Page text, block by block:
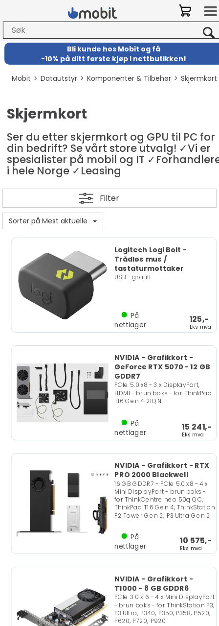
Bli kunde hos Mobit og få
-10% på ditt første kjøp i nettbutikken!
Mobit>Datautstyr>Komponenter & Tilbehør>Skjermkort
Skjermkort
Ser du etter skjermkort og GPU til PC for
din bedrift? Se vårt store utvalg! ✓Vi er
spesialister på mobil og IT
i hele Norge ✓Leasing
Filter
Sorter på Mest aktuelle
Logitech Logi Bolt -
Trådløs mus /
tastaturmottaker
USB - grafitt
125,-
Eks mva
På
nettlager
NVIDIA - Grafikkort -
GeForce RTX 5070 - 12 GB
GDDR7
PCIe 5.0 x8 - 3 x DisplayPort,
HDMI - brun boks - for ThinkPad
T16 Gen 4 21QN
15 241,-
Eks mva
På
nettlager
NVIDIA - Grafikkort - RTX
PRO 2000 Blackwell
16 GB GDDR7 - PCIe 5.0 x8 - 4 x
Mini DisplayPort - brun boks -
for ThinkCentre neo 50q QC;
ThinkPad T16 Gen 4; ThinkStation
P2 Tower Gen 2; P3 Ultra Gen 2
10 575,-
Eks mva
På
nettlager
NVIDIA - Grafikkort -
T1000 - 8 GB GDDR6
PCIe 3.0 x16 - 4 x Mini DisplayPort
- brun boks - for ThinkStation P3;
P3 Ultra; P340; P350; P358; P520;
P620; P720; P920